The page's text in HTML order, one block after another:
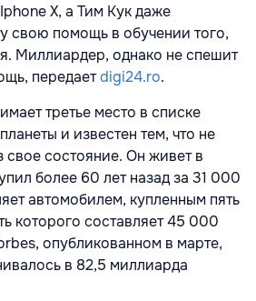
X, а Тим Кук даже
свою помощь в обучении того,
Миллиардер, однако не спешит
передаетdigi24.ro.
третье место в списке
и известен тем, что не
свое состояние. Он живет в
более 60 лет назад за 31 000
автомобилем, купленным пять
которого составляет 45 000
опубликованном в марте,
в 82,5 миллиарда